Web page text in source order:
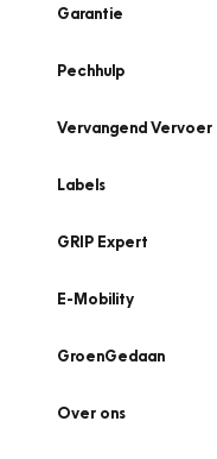
Garantie
Pechhulp
Vervangend Vervoer
Labels
GRIP Expert
E-Mobility
GroenGedaan
Over ons